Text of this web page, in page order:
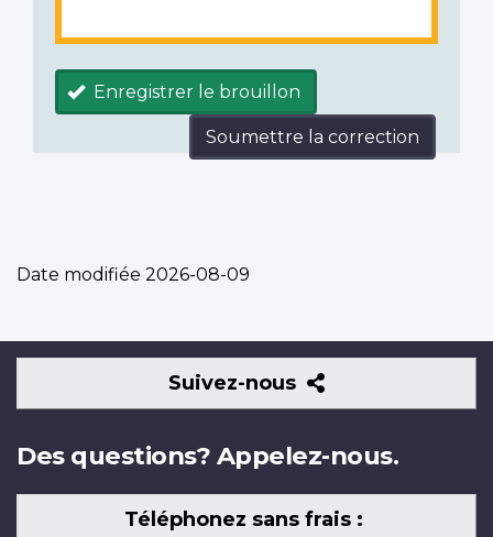
Enregistrer le brouillon
Soumettre la correction
Date modifiée 2026-08-09
Suivez-nous
Suivez-
nous
Des questions? Appelez-nous.
Téléphonez sans frais :